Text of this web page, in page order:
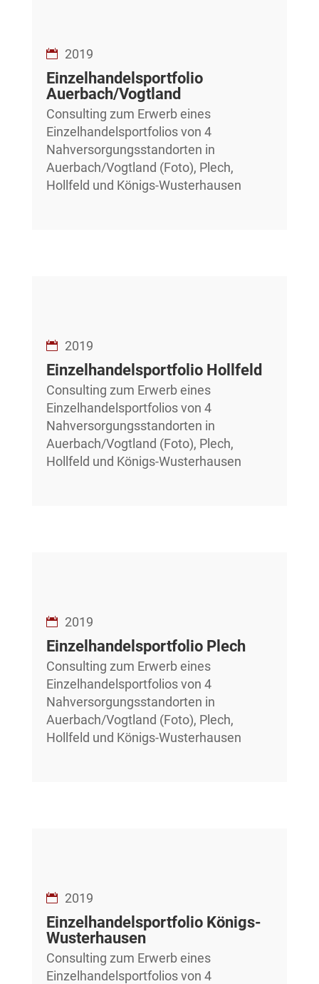
2019
Einzelhandelsportfolio
Auerbach/Vogtland
Consulting zum Erwerb eines
Einzelhandelsportfolios von 4
Nahversorgungsstandorten in
Auerbach/Vogtland (Foto), Plech,
Hollfeld und Königs-Wusterhausen
2019
Einzelhandelsportfolio Hollfeld
Consulting zum Erwerb eines
Einzelhandelsportfolios von 4
Nahversorgungsstandorten in
Auerbach/Vogtland (Foto), Plech,
Hollfeld und Königs-Wusterhausen
2019
Einzelhandelsportfolio Plech
Consulting zum Erwerb eines
Einzelhandelsportfolios von 4
Nahversorgungsstandorten in
Auerbach/Vogtland (Foto), Plech,
Hollfeld und Königs-Wusterhausen
2019
Einzelhandelsportfolio Königs-
Wusterhausen
Consulting zum Erwerb eines
Einzelhandelsportfolios von 4